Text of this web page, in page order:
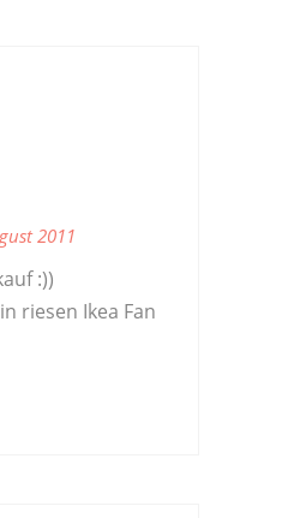
2011
:))
riesen Ikea Fan